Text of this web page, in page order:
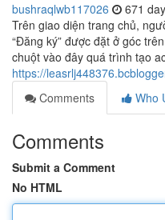
bushraqlwb117026 671
Trên giao diện trang chủ,
“Đăng ký” được đặt ở góc
chuột vào đây quá trình tạo
https://
Comments
Who
Comments
Submit a Comment
No HTML